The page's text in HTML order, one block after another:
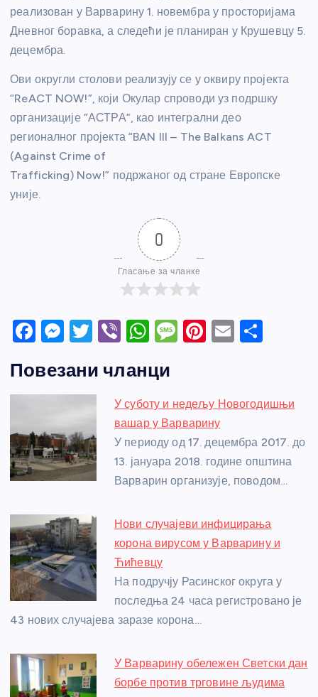
реализован у Варварину 1. новембра у просторијама
Дневног боравка, а следећи је планиран у Крушевцу 5.
децембра.
Ови округли столови реализују се у оквиру пројекта
“ReACT NOW!”, који Окулар спроводи уз подршку
организације “АСТРА”, као интегрални део
регионалног пројекта “BAN III – The Balkans ACT
(Against Crime of
Trafficking) Now!” подржаног од стране Европске
уније.
0
Гласање за чланке
F
c
e
o
o
k
M
ss
e
n
g
er
T
itt
er
Vi
er
W
at
s
A
p
p
M
a
g
e
Pi
e
st
E
e
Повезани чланци
У суботу и недељу Новогодишњи
вашар у Варварину
У периоду од 17. децембра 2017. до
13. јануара 2018. године општина
Варварин организује, поводом…
Нови случајеви инфицирања
корона вирусом у Варварину и
Ћићевцу
На подручју Расинског округа у
последња 24 часа регистровано је
43 нових случајева заразе корона…
У Варварину обележен Светски дан
борбе против трговине људима